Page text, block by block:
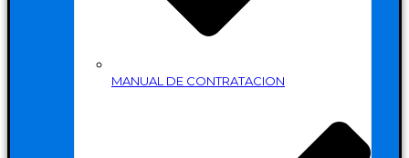
MANUAL DE CONTRATACION